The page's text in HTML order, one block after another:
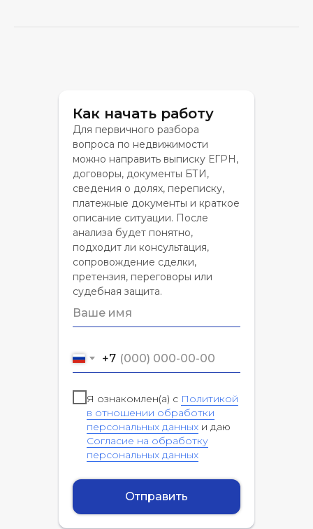
Как начать работу
Для первичного разбора
вопроса по недвижимости
можно направить выписку ЕГРН,
договоры, документы БТИ,
сведения о долях, переписку,
платежные документы и краткое
описание ситуации. После
анализа будет понятно,
подходит ли консультация,
сопровождение сделки,
претензия, переговоры или
судебная защита.
+7
Я ознакомлен(а) с Политикой
в отношении обработки
персональных данных и даю
Согласие на обработку
персональных данных
Отправить